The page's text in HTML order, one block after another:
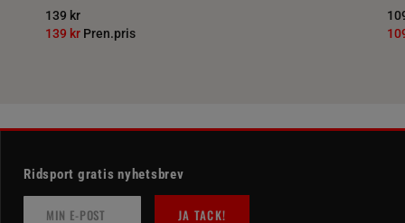
139 kr
139 kr Pren.pris
Ridsport gratis nyhetsbrev
JA TACK!